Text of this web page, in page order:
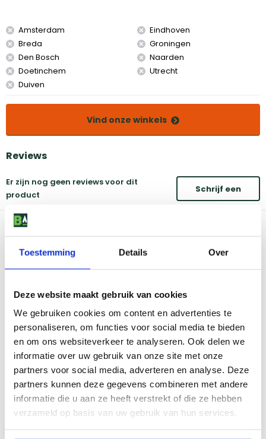
Toestemming Details Over
Deze website maakt gebruik van cookies
We gebruiken cookies om content en advertenties te
personaliseren, om functies voor social media te bieden
en om ons websiteverkeer te analyseren. Ook delen we
informatie over uw gebruik van onze site met onze
partners voor social media, adverteren en analyse. Deze
partners kunnen deze gegevens combineren met andere
informatie die u aan ze heeft verstrekt of die ze hebben
verzameld op basis van uw gebruik van hun services.
Amsterdam
Breda
Den Bosch
Doetinchem
Duiven
Eindhoven
Groningen
Naarden
Utrecht
Vind onze winkels
Reviews
Er zijn nog geen reviews voor dit
product
Schrijf een